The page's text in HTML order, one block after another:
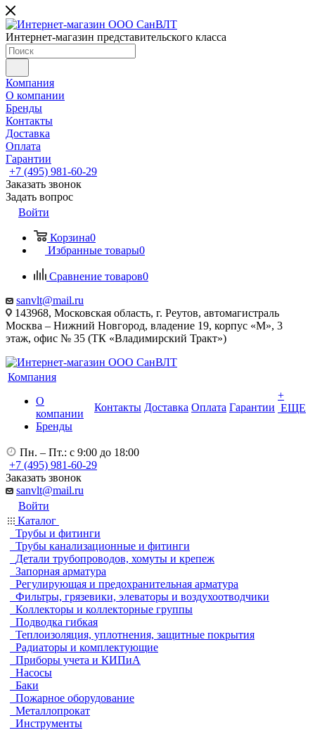
Интернет-магазин представительского класса
Компания
О компании
Бренды
Контакты
Доставка
Оплата
Гарантии
+7 (495) 981-60-29
Заказать звонок
Задать вопрос
Войти
Корзина0
Избранные товары0
Сравнение товаров0
sanvlt@mail.ru
143968, Московская область, г. Реутов, автомагистраль
Москва – Нижний Новгород, владение 19, корпус «М», 3
этаж, офис № 35 (ТК «Владимирский Тракт»)
Компания
О
компании
Бренды
Контакты Доставка Оплата Гарантии
+
ЕЩЕ
Пн. – Пт.: с 9:00 до 18:00
+7 (495) 981-60-29
Заказать звонок
sanvlt@mail.ru
Войти
Каталог
Трубы и фитинги
Трубы канализационные и фитинги
Детали трубопроводов, хомуты и крепеж
Запорная арматура
Регулирующая и предохранительная арматура
Фильтры, грязевики, элеваторы и воздухоотводчики
Коллекторы и коллекторные группы
Подводка гибкая
Теплоизоляция, уплотнения, защитные покрытия
Радиаторы и комплектующие
Приборы учета и КИПиА
Насосы
Баки
Пожарное оборудование
Металлопрокат
Инструменты